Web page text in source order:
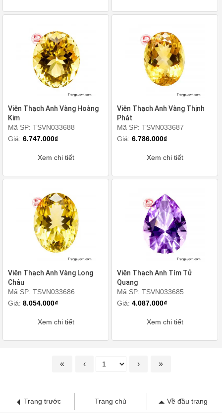
Viên Thạch Anh Vàng Hoàng
Kim
Mã SP: TSVN033688
Giá: 6.747.000₫
Xem chi tiết
Viên Thạch Anh Vàng Thịnh
Phát
Mã SP: TSVN033687
Giá:6.786.000₫
Xem chi tiết
Viên Thạch Anh Vàng Long
Châu
Mã SP: TSVN033686
Giá: 8.054.000₫
Xem chi tiết
Viên Thạch Anh Tím Tử
Quang
Mã SP: TSVN033685
Giá:4.087.000₫
Xem chi tiết
« ‹ › »
Trang trước Trang chủ Về đầu trang